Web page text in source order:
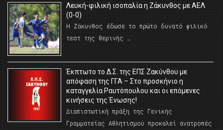
Λευκή-φιλική ισοπαλία η Ζάκυνθος με ΑΕΛ
(0-0)
Η Ζάκυνθος έδωσε το πρώτο δυνατό φιλικό
τεστ της θερινής …
Έκπτωτο το Δ.Σ. της ΕΠΣ Ζακύνθου με
απόφαση της ΓΓΑ – Στο προσκήνιο η
καταγγελία Ραυτόπουλου και οι επόμενες
κινήσεις της Ένωσης!
Διαπιστωτική πράξη της Γενικής
Γραμματείας Αθλητισμού προκαλεί ανατροπές